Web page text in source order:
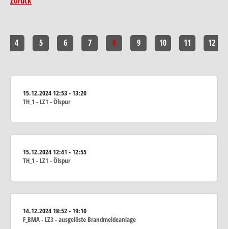
4 5 6 7 8 9 10 11 12
15.12.202412:53 - 13:20
TH_1 - LZ1 - Ölspur
15.12.202412:41 - 12:55
TH_1 - LZ1 - Ölspur
14.12.202418:52 - 19:10
F_BMA - LZ3 - ausgelöste Brandmeldeanlage